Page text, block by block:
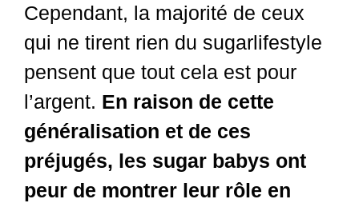
Cependant, la majorité de ceux
qui ne tirent rien du sugarlifestyle
pensent que tout cela est pour
l’argent. En raison de cette
généralisation et de ces
préjugés, les sugar babys ont
peur de montrer leur rôle en